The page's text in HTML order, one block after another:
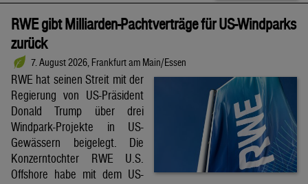
RWE gibt Milliarden-Pachtverträge für US-Windparks
zurück
7. August 2026, Frankfurt am Main/Essen
RWE hat seinen Streit mit der
Regierung von US-Präsident
Donald Trump über drei
Windpark-Projekte in US-
Gewässern beigelegt. Die
Konzerntochter RWE U.S.
Offshore habe mit dem US-